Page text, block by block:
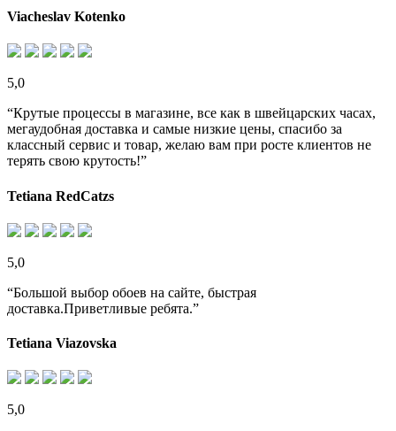
Viacheslav Kotenko
5,0
“Крутые процессы в магазине, все как в швейцарских часах,
мегаудобная доставка и самые низкие цены, спасибо за
классный сервис и товар, желаю вам при росте клиентов не
терять свою крутость!”
Tetiana RedCatzs
5,0
“Большой выбор обоев на сайте, быстрая
доставка.Приветливые ребята.”
Tetiana Viazovska
5,0